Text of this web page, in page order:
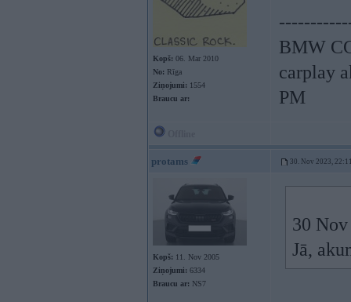
Kopš: 06. Mar 2010
No: Rīga
Ziņojumi: 1554
Braucu ar:
BMW
carplay
PM
protams 30. Nov 2023,
Kopš: 11. Nov 2005
Ziņojumi: 6334
Braucu ar: NS7
30
Jā,